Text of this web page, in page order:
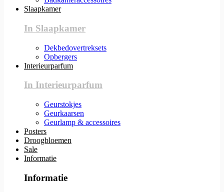
Slaapkamer
In Slaapkamer
Dekbedovertreksets
Opbergers
Interieurparfum
In Interieurparfum
Geurstokjes
Geurkaarsen
Geurlamp & accessoires
Posters
Droogbloemen
Sale
Informatie
Informatie